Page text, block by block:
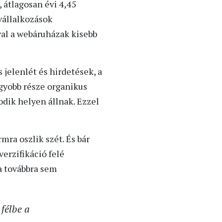
évi 4,45
a webáruházak kisebb
jelenlét és hirdetések, a
része organikus
helyen állnak. Ezzel
oszlik szét. És bár
felé
továbbra sem
a